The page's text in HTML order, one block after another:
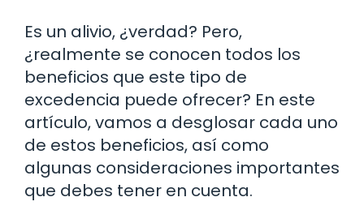
Es un alivio, ¿verdad? Pero,
¿realmente se conocen todos los
beneficios que este tipo de
excedencia puede ofrecer? En este
artículo, vamos a desglosar cada uno
de estos beneficios, así como
algunas consideraciones importantes
que debes tener en cuenta.